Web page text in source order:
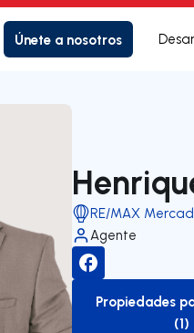
Únete a nosotros
RE/MAX
Agente
Propiedades
(1)